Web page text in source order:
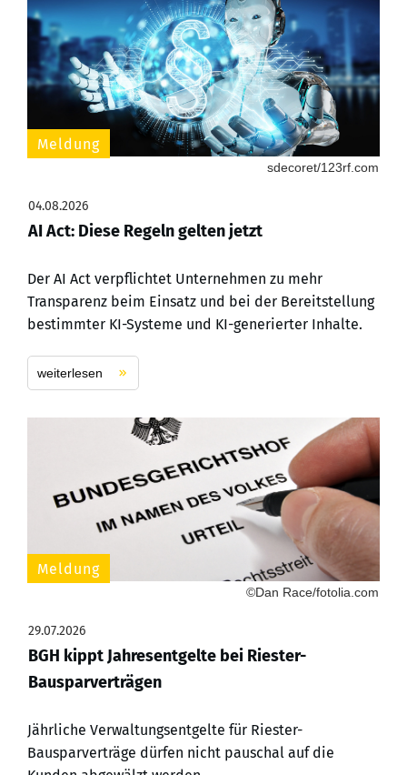
Meldung
sdecoret/123rf.com
04.08.2026
AI Act: Diese Regeln gelten jetzt
Der AI Act verpflichtet Unternehmen zu mehr
Transparenz beim Einsatz und bei der Bereitstellung
bestimmter KI-Systeme und KI-generierter Inhalte.
weiterlesen
Meldung
©Dan Race/fotolia.com
29.07.2026
BGH kippt Jahresentgelte bei Riester-
Bausparverträgen
Jährliche Verwaltungsentgelte für Riester-
Bausparverträge dürfen nicht pauschal auf die